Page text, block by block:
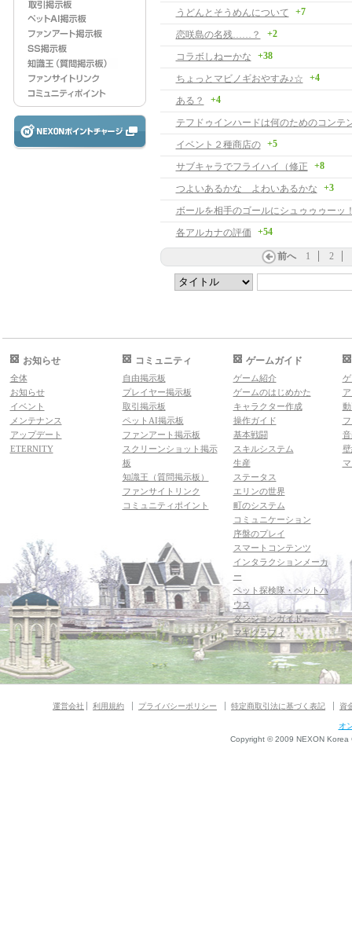
うどんとそうめんについて
+7
恋咲島の名残……？ +2
コラボしねーかな +38
ちょっとマビノギおやすみ♪☆ +4
ある？ +4
テフドゥインハードは何のためのコンテ
イベント２種商店の
+5
サブキャラでフライハイ（修正 +8
つよいあるかな よわいあるかな +3
ボールを相手のゴールにシュゥゥゥーッ
各アルカナの評価
+54
前へ 1 2
お知らせ
全体
お知らせ
イベント
メンテナンス
アップデート
ETERNITY
コミュニティ
自由掲示板
プレイヤー掲示板
取引掲示板
ペットAI掲示板
ファンアート掲示板
スクリーンショット掲示
板
知識王（質問掲示板）
ファンサイトリンク
コミュニティポイント
ゲームガイド
ゲーム紹介
ゲームのはじめかた
キャラクター作成
操作ガイド
基本戦闘
スキルシステム
生産
ステータス
エリンの世界
町のシステム
コミュニケーション
序盤のプレイ
スマートコンテンツ
インタラクションメーカ
ー
ペット探検隊・ペットハ
ウス
ダンジョンガイド
マギグラフィ
運営会社 利用規約 プライバシーポリシー 特定商取引法に基づく表記 資
オ
Copyright © 2009 NEXON Korea